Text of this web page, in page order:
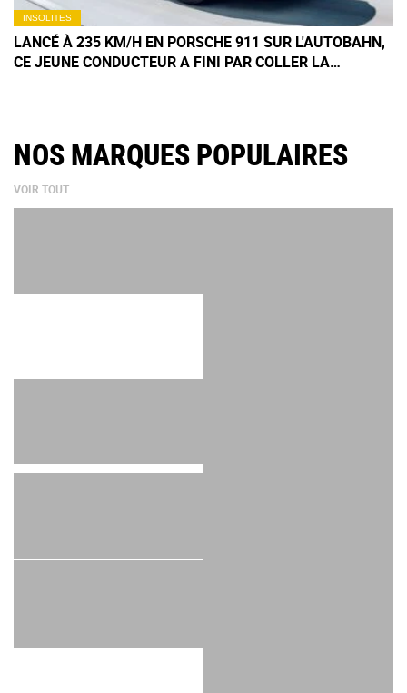
INSOLITES
LANCÉ À 235 KM/H EN PORSCHE 911 SUR L'AUTOBAHN,
CE JEUNE CONDUCTEUR A FINI PAR COLLER LA
NOS MARQUES POPULAIRES
VOIR TOUT